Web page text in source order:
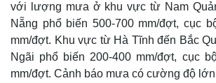
với lượng mưa ở khu vực từ Nam
Nẵng phổ biến 500-700 mm/đợt, cục
mm/đợt. Khu vực từ Hà Tĩnh đến Bắc
Ngãi phổ biến 200-400 mm/đợt, cục
mm/đợt. Cảnh báo mưa có cường độ